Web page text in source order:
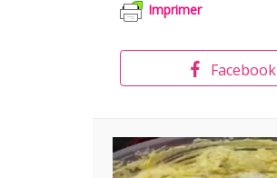
Imprimer
Facebook